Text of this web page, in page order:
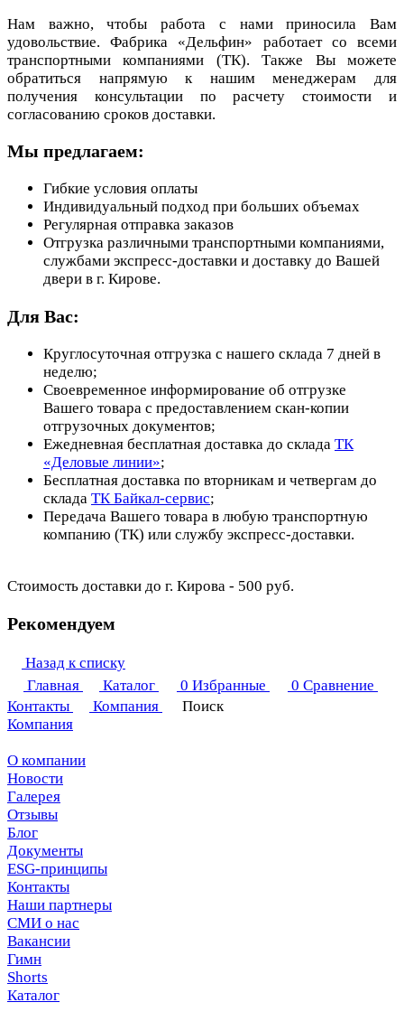
Нам важно, чтобы работа с нами приносила Вам
удовольствие. Фабрика «Дельфин» работает со всеми
транспортными компаниями (ТК). Также Вы можете
обратиться напрямую к нашим менеджерам для
получения консультации по расчету стоимости и
согласованию сроков доставки.
Мы предлагаем:
Гибкие условия оплаты
Индивидуальный подход при больших объемах
Регулярная отправка заказов
Отгрузка различными транспортными компаниями,
службами экспресс-доставки и доставку до Вашей
двери в г. Кирове.
Для Вас:
Круглосуточная отгрузка с нашего склада 7 дней в
неделю;
Своевременное информирование об отгрузке
Вашего товара с предоставлением скан-копии
отгрузочных документов;
Ежедневная бесплатная доставка до склада ТК
«Деловые линии»;
Бесплатная доставка по вторникам и четвергам до
склада ТК Байкал-сервис;
Передача Вашего товара в любую транспортную
компанию (ТК) или службу экспресс-доставки.
Стоимость доставки до г. Кирова - 500 руб.
Рекомендуем
Назад к списку
Главная
Каталог 0 Избранные 0 Сравнение
Контакты
Компания
Поиск
Компания
О компании
Новости
Галерея
Отзывы
Блог
Документы
ESG-принципы
Контакты
Наши партнеры
СМИ о нас
Вакансии
Гимн
Shorts
Каталог